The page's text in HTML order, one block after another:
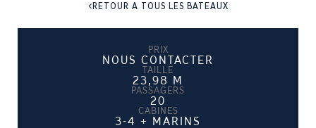
RETOUR À TOUS LES BATEAUX
PRIX
NOUS CONTACTER
TAILLE
23,98 M
PASSAGERS
20
CABINES
3-4 + MARINS